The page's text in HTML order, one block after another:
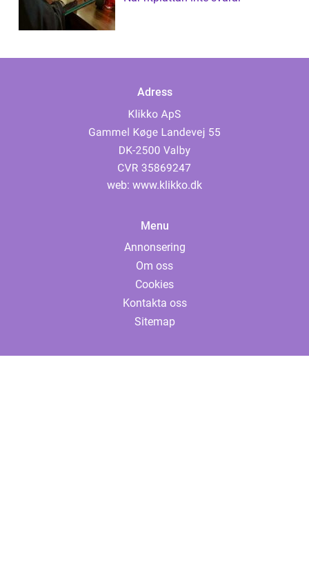
Adress
web: www.klikko.dk
Menu
Annonsering
Om oss
Cookies
Kontakta oss
Sitemap